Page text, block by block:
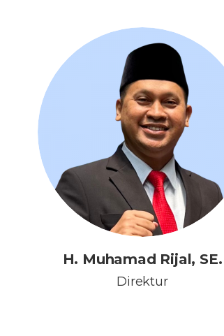
H. Muhamad Rijal, SE.
Direktur